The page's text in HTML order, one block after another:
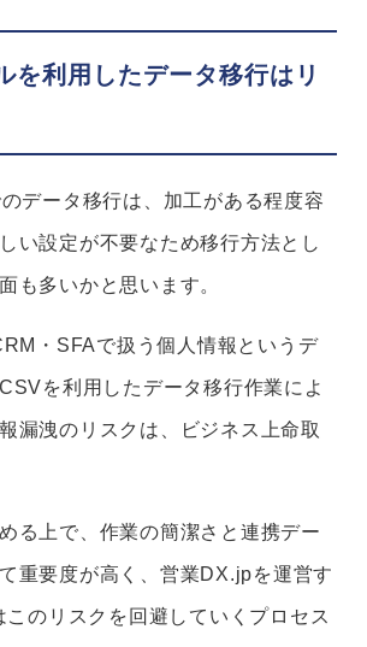
を利用したデータ移行はリ
データ移行は、加工がある程度容
い設定が不要なため移行方法とし
も多いかと思います。
・SFAで扱う個人情報というデ
を利用したデータ移行作業によ
漏洩のリスクは、ビジネス上命取
る上で、作業の簡潔さと連携デー
重要度が高く、営業DX.jpを運営す
のリスクを回避していくプロセス